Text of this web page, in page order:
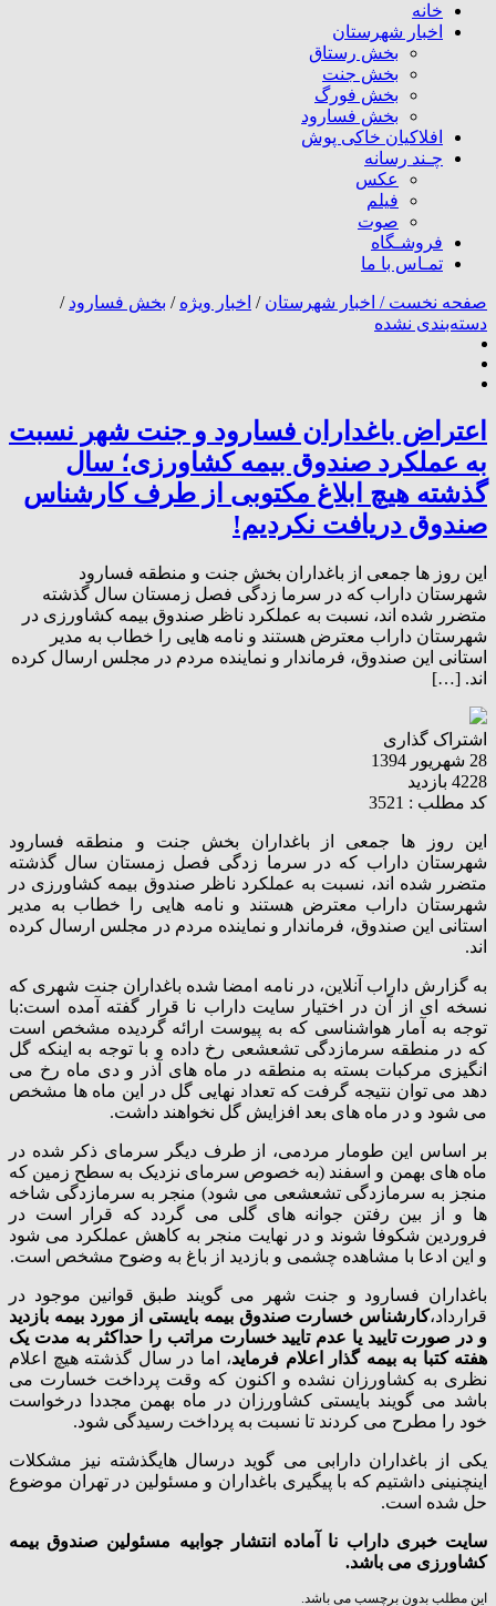
خانه
اخبار شهرستان
بخش رستاق
بخش جنت
بخش فورگ
بخش فسارود
افلاکیان خاکی پوش
چـند رسانه
عکس
فیلم
صوت
فروشـگاه
تمـاس با ما
صفحه نخست / اخبار شهرستان / اخبار ویژه / بخش فسارود /
دسته‌بندی نشده
اعتراض باغداران فسارود و جنت شهر نسبت
به عملکرد صندوق بیمه کشاورزی؛ سال
گذشته هیچ ابلاغ مکتوبی از طرف کارشناس
صندوق دریافت نکردیم!
این روز ها جمعی از باغداران بخش جنت و منطقه فسارود
شهرستان داراب که در سرما زدگی فصل زمستان سال گذشته
متضرر شده اند، نسبت به عملکرد ناظر صندوق بیمه کشاورزی در
شهرستان داراب معترض هستند و نامه هایی را خطاب به مدیر
استانی این صندوق، فرماندار و نماینده مردم در مجلس ارسال کرده
اند. […]
اشتراک گذاری
28 شهریور 1394
4228 بازدید
کد مطلب : 3521
این روز ها جمعی از باغداران بخش جنت و منطقه فسارود
شهرستان داراب که در سرما زدگی فصل زمستان سال گذشته
متضرر شده اند، نسبت به عملکرد ناظر صندوق بیمه کشاورزی در
شهرستان داراب معترض هستند و نامه هایی را خطاب به مدیر
استانی این صندوق، فرماندار و نماینده مردم در مجلس ارسال کرده
اند.
به گزارش داراب آنلاین، در نامه امضا شده باغداران جنت شهری که
نسخه ای از آن در اختیار سایت داراب نا قرار گفته آمده است:با
توجه به آمار هواشناسی که به پیوست ارائه گردیده مشخص است
که در منطقه سرمازدگی تشعشعی رخ داده و با توجه به اینکه گل
انگیزی مرکبات بسته به منطقه در ماه های آذر و دی ماه رخ می
دهد می توان نتیجه گرفت که تعداد نهایی گل در این ماه ها مشخص
می شود و در ماه های بعد افزایش گل نخواهند داشت.
بر اساس این طومار مردمی، از طرف دیگر سرمای ذکر شده در
ماه های بهمن و اسفند (به خصوص سرمای نزدیک به سطح زمین که
منجز به سرمازدگی تشعشعی می شود) منجر به سرمازدگی شاخه
ها و از بین رفتن جوانه های گلی می گردد که قرار است در
فروردین شکوفا شوند و در نهایت منجر به کاهش عملکرد می شود
و این ادعا با مشاهده چشمی و بازدید از باغ به وضوح مشخص است.
باغداران فسارود و جنت شهر می گویند طبق قوانین موجود در
قرارداد،کارشناس خسارت صندوق بیمه بایستی از مورد بیمه بازدید
و در صورت تایید یا عدم تایید خسارت مراتب را حداکثر به مدت یک
هفته کتبا به بیمه گذار اعلام فرماید، اما در سال گذشته هیچ اعلام
نظری به کشاورزان نشده و اکنون که وقت پرداخت خسارت می
باشد می گویند بایستی کشاورزان در ماه بهمن مجددا درخواست
خود را مطرح می کردند تا نسبت به پرداخت رسیدگی شود.
یکی از باغداران دارابی می گوید درسال هایگذشته نیز مشکلات
اینچنینی داشتیم که با پیگیری باغداران و مسئولین در تهران موضوع
حل شده است.
سایت خبری داراب نا آماده انتشار جوابیه مسئولین صندوق بیمه
کشاورزی می باشد.
این مطلب بدون برچسب می باشد.